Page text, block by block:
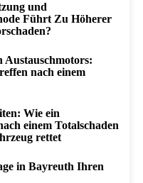
und
Führt Zu Höherer
Austauschmotors:
nach einem
Wie ein
einem Totalschaden
rettet
in Bayreuth Ihren